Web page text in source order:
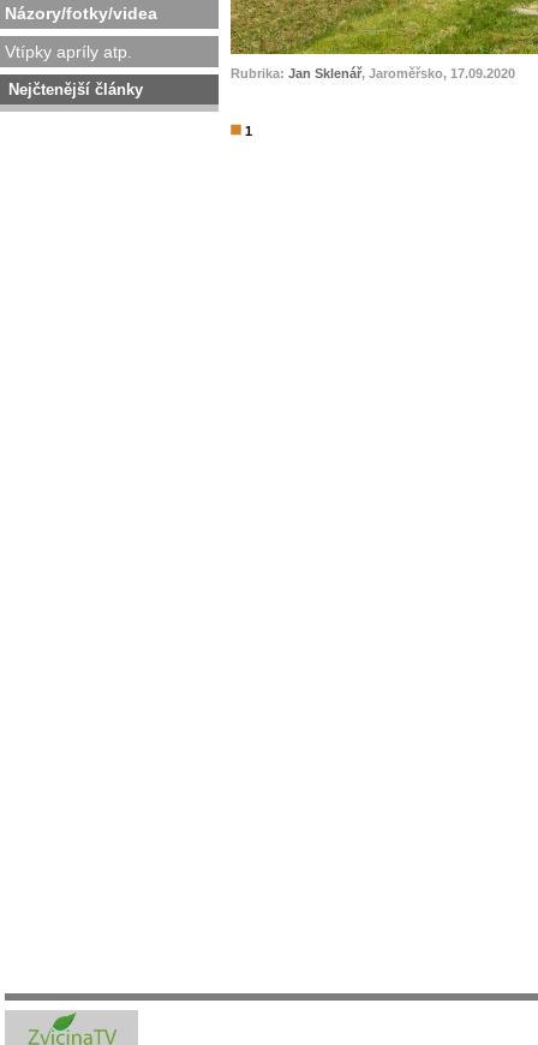
Názory/fotky/videa
Vtípky apríly atp.
Nejčtenější články
Rubrika: Jan Sklenář, Jaroměřsko, 17.09.2020
1